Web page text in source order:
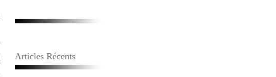
Articles Récents